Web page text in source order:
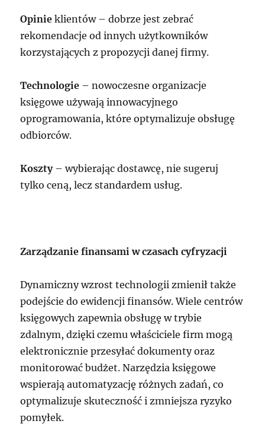
Opinie klientów – dobrze jest zebrać
rekomendacje od innych użytkowników
korzystających z propozycji danej firmy.
Technologie – nowoczesne organizacje
księgowe używają innowacyjnego
oprogramowania, które optymalizuje obsługę
odbiorców.
Koszty– wybierając dostawcę, nie sugeruj
tylko ceną, lecz standardem usług.
Zarządzanie finansami w czasach cyfryzacji
Dynamiczny wzrost technologii zmienił także
podejście do ewidencji finansów. Wiele centrów
księgowych zapewnia obsługę w trybie
zdalnym, dzięki czemu właściciele firm mogą
elektronicznie przesyłać dokumenty oraz
monitorować budżet. Narzędzia księgowe
wspierają automatyzację różnych zadań, co
optymalizuje skuteczność i zmniejsza ryzyko
pomyłek.